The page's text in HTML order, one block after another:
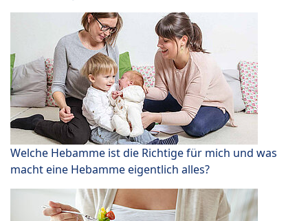
Welche Hebamme ist die Richtige für mich und was
macht eine Hebamme eigentlich alles?